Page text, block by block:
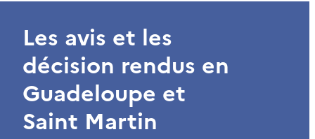
Les avis et les
décision rendus en
Guadeloupe et
Saint Martin